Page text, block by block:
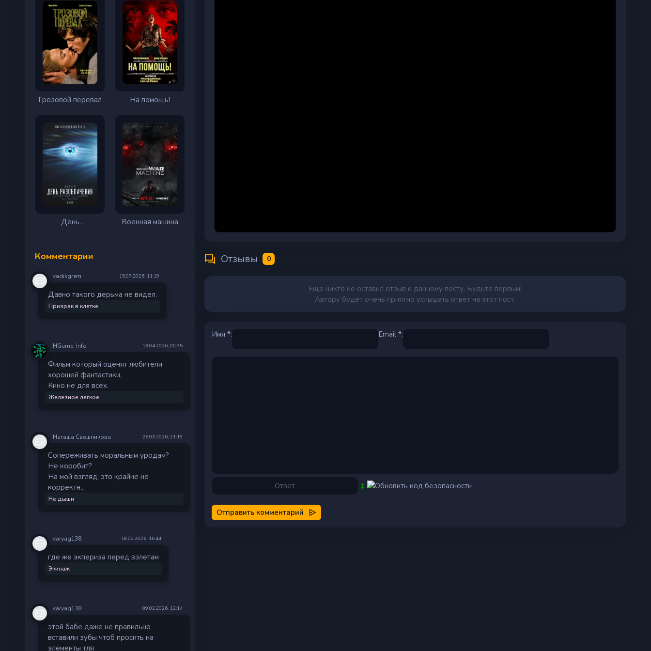
Грозовой перевал На помощь!
День
Военная машина
Комментарии
vadikgrem 15.07.2026, 11:19
Давно такого дерьма не видел.
Призрак в клетке
HGame_Info 13.04.2026, 00:35
Фильм который оценят любители
хорошей фантастики.
Кино не для всех.
Железное лёгкое
Наташа Свешникова 26.03.2026, 21:19
Сопереживать моральным уродам?
Не коробит?
На мой взгляд, это крайне не
корректн...
Не дыши
varyag138 18.02.2026, 16:44
где же экпериза перед взлетам
Экипаж
varyag138 09.02.2026, 12:14
этой бабе даже не правильно
вставили зубы чтоб просить на
элементы тля
Отзывы 0
Еще никто не оставил отзыв к данному посту. Будьте первым!
Автору будет очень приятно услышать ответ на этот пост.
Имя *: Email *:
Отправить комментарий